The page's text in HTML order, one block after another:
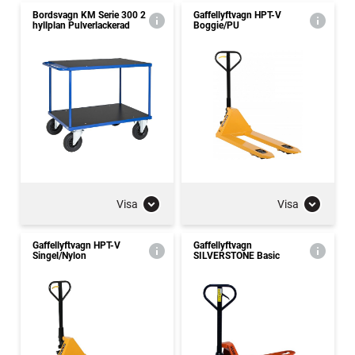
Bordsvagn KM Serie 300 2
hyllplan Pulverlackerad
Visa
Gaffellyftvagn HPT-V
Boggie/PU
Visa
Gaffellyftvagn HPT-V
Singel/Nylon
Gaffellyftvagn
SILVERSTONE Basic